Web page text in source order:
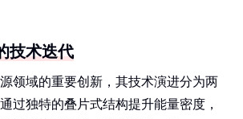
技术迭代
领域的重要创新，其技术演进分为两
过独特的叠片式结构提升能量密度，